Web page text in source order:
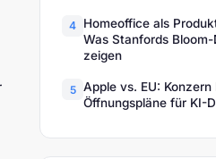
4 Homeoffice als
Was Stanfords
zeigen
5 Apple vs. EU:
Öffnungspläne für KI-